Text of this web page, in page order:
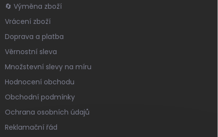
🔄 Výměna zboží
Vrácení zboží
Doprava a platba
Věrnostní sleva
Množstevní slevy na míru
Hodnocení obchodu
Obchodní podmínky
Ochrana osobních údajů
Reklamační řád